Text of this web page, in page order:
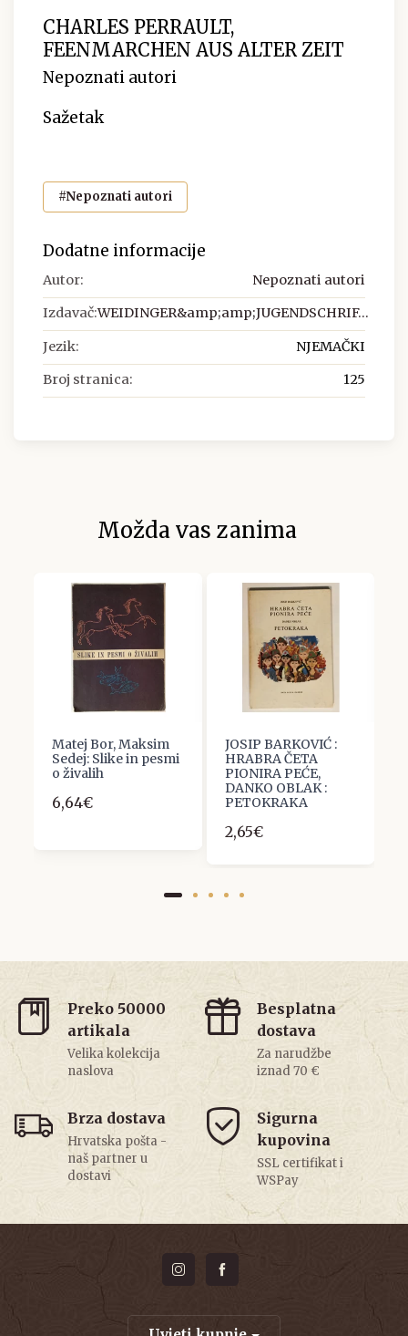
CHARLES PERRAULT,
FEENMARCHEN AUS ALTER ZEIT
Nepoznati autori
Sažetak
#Nepoznati autori
Dodatne informacije
Autor: Nepoznati autori
Izdavač:WEIDINGER&amp;amp;JUGENDSCHRIF...
Jezik: NJEMAČKI
Broj stranica: 125
Možda vas zanima
Matej Bor, Maksim
Sedej: Slike in pesmi
o živalih
6,64€
JOSIP BARKOVIĆ :
HRABRA ČETA
PIONIRA PEĆE,
DANKO OBLAK :
PETOKRAKA
2,65€
Preko 50000
artikala
Velika kolekcija
naslova
Besplatna
dostava
Za narudžbe
iznad 70 €
Brza dostava
Hrvatska pošta -
naš partner u
dostavi
Sigurna
kupovina
SSL certifikat i
WSPay